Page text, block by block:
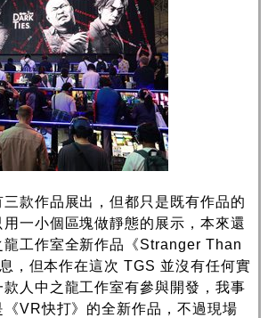
三款作品展出，但都只是既有作品的
一小個區塊做靜態的展示，本來還
龍工作室全新作品《Stranger Than
，但本作在這次 TGS 並沒有任何實
人中之龍工作室有參與開發，我事
VR快打》的全新作品，不過現場